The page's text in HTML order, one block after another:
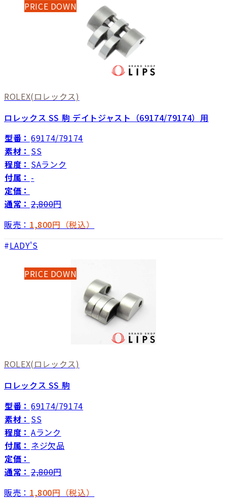
PRICE DOWN
ROLEX(ロレックス)
ロレックス SS 駒 デイトジャスト（69174/79174）用
型番： 69174/79174
素材： SS
程度： SAランク
付属： -
定価：
通常： 2,800円
販売： 1,800円（税込）
LADY'S
PRICE DOWN
ROLEX(ロレックス)
ロレックス SS 駒
型番： 69174/79174
素材： SS
程度： Aランク
付属： ネジ欠品
定価：
通常： 2,800円
販売： 1,800円（税込）